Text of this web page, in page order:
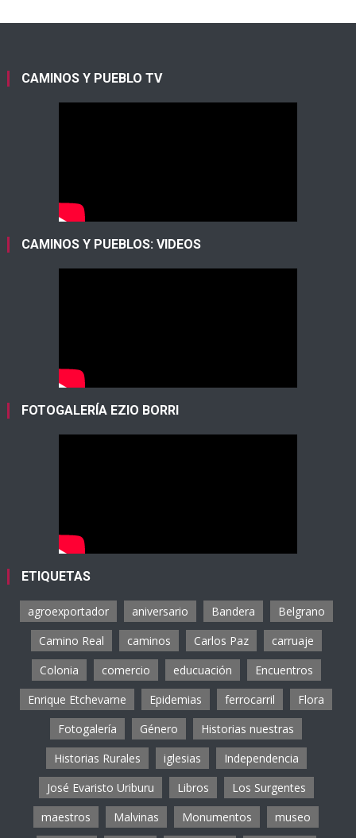
CAMINOS Y PUEBLO TV
CAMINOS Y PUEBLOS: VIDEOS
FOTOGALERÍA EZIO BORRI
ETIQUETAS
agroexportador aniversario Bandera
Belgrano
Camino Real
caminos Carlos Paz
carruaje
Colonia
comercio educuación
Encuentros
Enrique Etchevarne
Epidemias ferrocarril
Flora
Fotogalería
Género
Historias nuestras
Historias Rurales
iglesias
Independencia
José Evaristo Uriburu
Libros
Los Surgentes
maestros
Malvinas Monumentos
museo